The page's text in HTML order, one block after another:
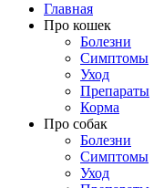
Главная
Про кошек
Болезни
Симптомы
Уход
Препараты
Корма
Про собак
Болезни
Симптомы
Уход